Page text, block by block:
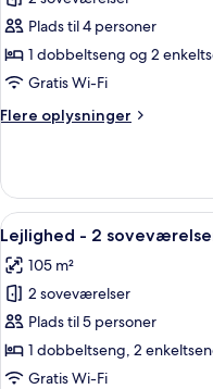
child)
Lejlighed
-
2
(2
2
children)
Plads til 4 personer
1 dobbeltseng og 2
Gratis Wi-Fi
Flere oplysninger
Flere
-
soveværelser
aduts
+
children)
Indlæs
alle
billeder
af
Lejlighed
-
2
11
Lejlighed - 2
105 m²
2 soveværelser
Plads til 5 personer
1 dobbeltseng, 2
Gratis Wi-Fi